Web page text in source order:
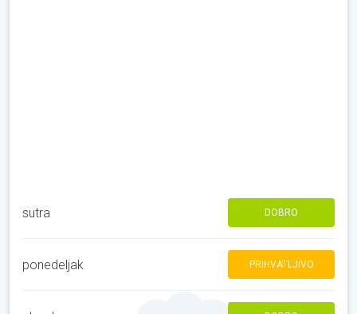
sutra DOBRO
ponedeljak PRIHVATLJIVO